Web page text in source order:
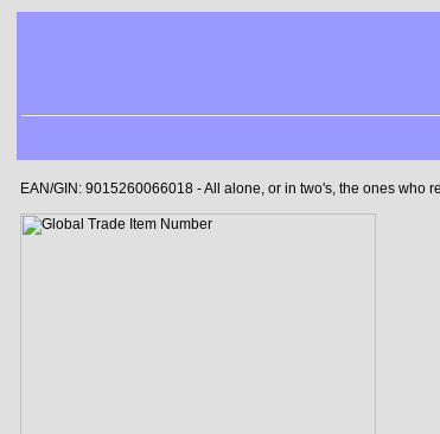
EAN/GIN: 9015260066018 - All alone, or in two's, the ones